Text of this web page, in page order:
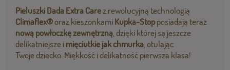
Pieluszki Dada Extra Carez rewolucyjną technologią
Climaflex®oraz kieszonkamiKupka-Stopposiadają teraz
nową powłoczkę zewnętrzną , dzięki której są jeszcze
delikatniejsze imięciutkie jak chmurka , otulając
Twoje dziecko. Miękkość i delikatność pierwsza klasa!